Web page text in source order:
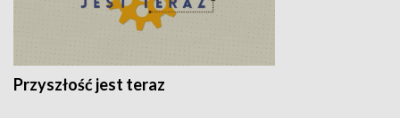
Przyszłość jest teraz